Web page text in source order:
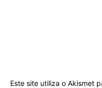
Este site utiliza o Akismet